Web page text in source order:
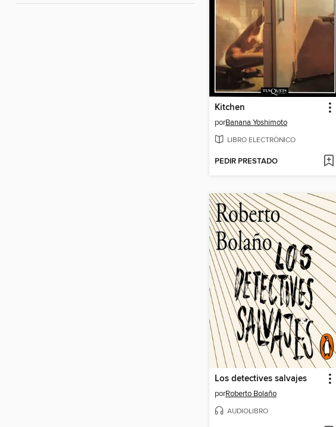
Kitchen
porBanana Yoshimoto
LIBRO ELECTRÓNICO
PEDIR PRESTADO
Los detectives salvajes
porRoberto Bolaño
AUDIOLIBRO